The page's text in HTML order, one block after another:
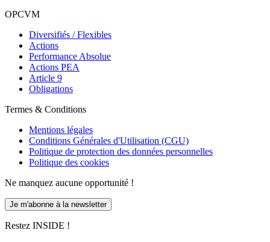
OPCVM
Diversifiés / Flexibles
Actions
Performance Absolue
Actions PEA
Article 9
Obligations
Termes & Conditions
Mentions légales
Conditions Générales d'Utilisation (CGU)
Politique de protection des données personnelles
Politique des cookies
Ne manquez aucune opportunité !
Je m'abonne à la newsletter
Restez INSIDE !